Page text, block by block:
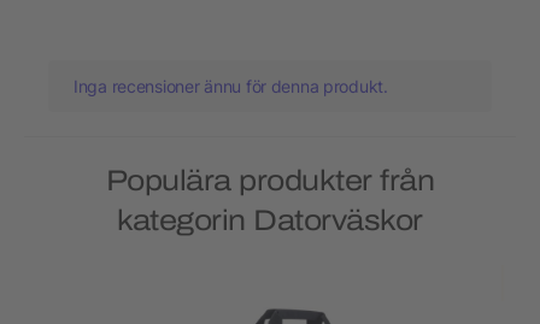
Inga recensioner ännu för denna produkt.
Populära produkter från
kategorin Datorväskor